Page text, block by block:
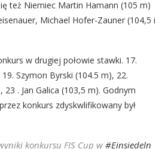
też Niemiec Martin Hamann (105 m)
Michael Hofer-Zauner (104,5 i
w drugiej połowie stawki. 17.
Szymon Byrski (104.5 m), 22.
. Jan Galica (103,5 m). Godnym
konkurs zdyskwlifikowany był
konkursu FIS Cup w #Einsiedeln